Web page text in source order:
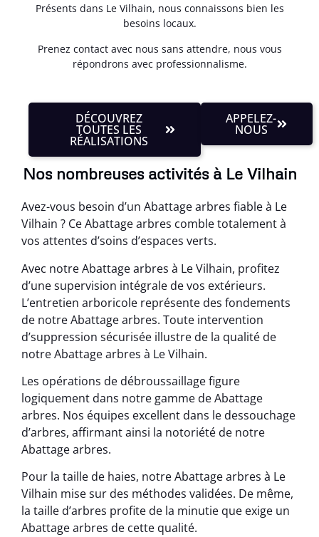
Présents dans Le Vilhain, nous connaissons bien les
besoins locaux.
Prenez contact avec nous sans attendre, nous vous
répondrons avec professionnalisme.
DÉCOUVREZ
TOUTES LES
RÉALISATIONS
APPELEZ-
NOUS
Nos nombreuses activités à Le Vilhain
Avez-vous besoin d’un Abattage arbres fiable à Le
Vilhain ? Ce Abattage arbres comble totalement à
vos attentes d’soins d’espaces verts.
Avec notre Abattage arbres à Le Vilhain, profitez
d’une supervision intégrale de vos extérieurs.
L’entretien arboricole représente des fondements
de notre Abattage arbres. Toute intervention
d’suppression sécurisée illustre de la qualité de
notre Abattage arbres à Le Vilhain.
Les opérations de débroussaillage figure
logiquement dans notre gamme de Abattage
arbres. Nos équipes excellent dans le dessouchage
d’arbres, affirmant ainsi la notoriété de notre
Abattage arbres.
Pour la taille de haies, notre Abattage arbres à Le
Vilhain mise sur des méthodes validées. De même,
la taille d’arbres profite de la minutie que exige un
Abattage arbres de cette qualité.